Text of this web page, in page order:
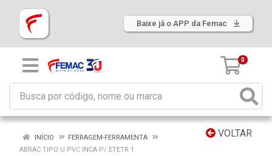
Baixe já o APP da Femac
0
VOLTAR
INÍCIO
FERRAGEM-FERRAMENTA
ABRAC TIPO U PVC INCA P/ ETETR 1